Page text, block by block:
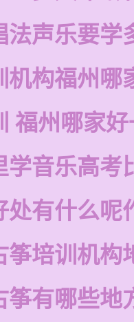
法声乐要学
机构福州哪
福州哪家
学音乐高考
处有什么呢
筝培训机构
筝有哪些地